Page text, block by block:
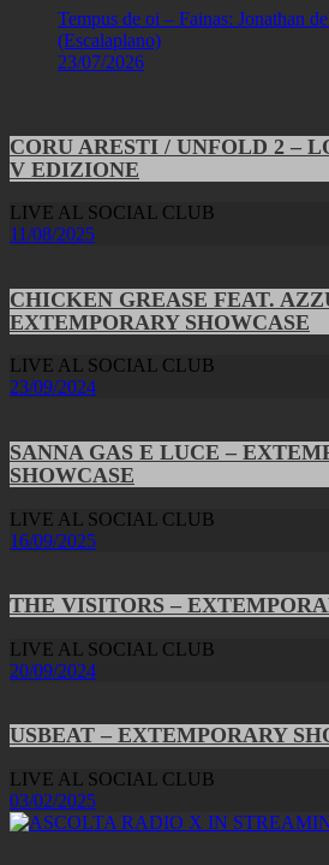
Tempus de oi – Fainas: Jonathan
(Escalaplano)
23/07/2026
CORU ARESTI / UNFOLD 2 –
V EDIZIONE
LIVE AL SOCIAL CLUB
11/08/2025
CHICKEN GREASE FEAT.
EXTEMPORARY SHOWCASE
LIVE AL SOCIAL CLUB
23/09/2024
SANNA GAS E LUCE –
SHOWCASE
LIVE AL SOCIAL CLUB
16/09/2025
THE VISITORS –
LIVE AL SOCIAL CLUB
20/09/2024
USBEAT – EXTEMPORARY
LIVE AL SOCIAL CLUB
03/02/2025